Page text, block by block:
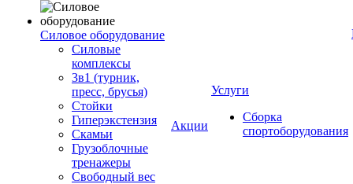
Силовое оборудование
Силовые
комплексы
3в1 (турник,
пресс, брусья)
Стойки
Гиперэкстензия
Скамьи
Грузоблочные
тренажеры
Свободный вес
Акции
Услуги
Сборка
спортоборудования